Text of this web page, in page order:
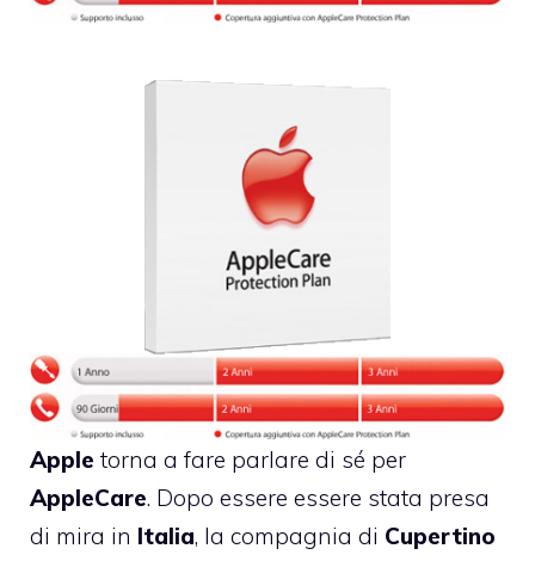
Apple torna a fare parlare di sé per
AppleCare. Dopo essere essere stata presa
di mira in Italia, la compagnia di Cupertino